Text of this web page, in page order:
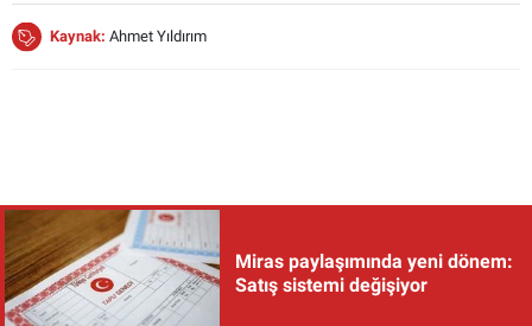
Kaynak: Ahmet Yıldırım
Miras paylaşımında yeni dönem:
Satış sistemi değişiyor